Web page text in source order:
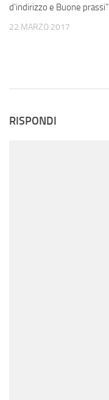
d’indirizzo e Buone prassi”
22 MARZO 2017
RISPONDI